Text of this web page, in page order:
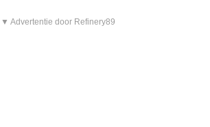
▼ Advertentie door Refinery89